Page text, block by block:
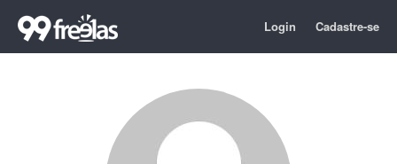
Login Cadastre-se